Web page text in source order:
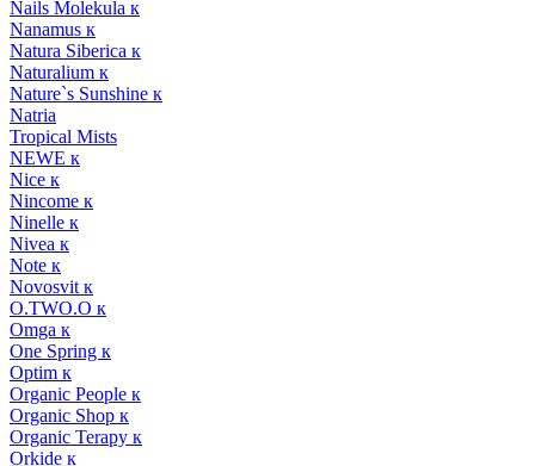
Nails Molekula к
Nanamus к
Natura Siberica к
Naturalium к
Nature`s Sunshine к
Natria
Tropical Mists
NEWE к
Nice к
Nincome к
Ninelle к
Nivea к
Note к
Novosvit к
O.TWO.O к
Omga к
One Spring к
Optim к
Organic People к
Organic Shop к
Organic Terapy к
Orkide к